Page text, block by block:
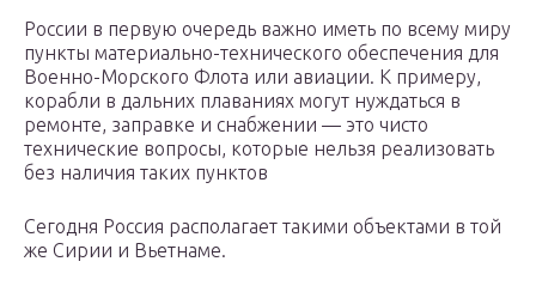
России в первую очередь важно иметь по всему миру
пункты материально-технического обеспечения для
Военно-Морского Флота или авиации. К примеру,
корабли в дальних плаваниях могут нуждаться в
ремонте, заправке и снабжении — это чисто
технические вопросы, которые нельзя реализовать
без наличия таких пунктов
Сегодня Россия располагает такими объектами в той
же Сирии и Вьетнаме.